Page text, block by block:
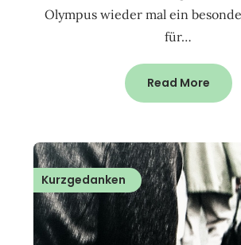
Olympus wieder mal ein
für…
Read More
Kurzgedanken